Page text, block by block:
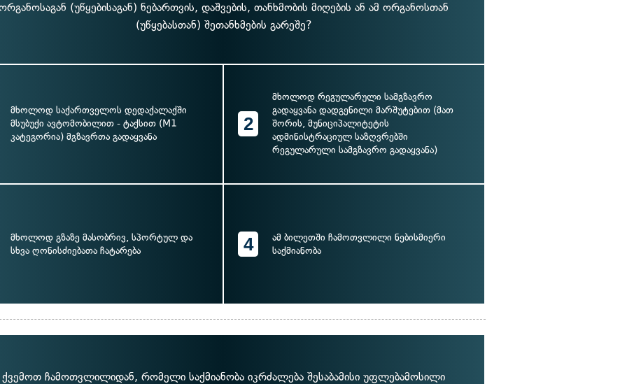
(უწყებისაგან) ნებართვის, დაშვების, თანხმობის მიღების ან ამ ორგანოსთან
(უწყებასთან) შეთანხმების გარეშე?
მხოლოდ საქართველოს დედაქალაქში
მსუბუქი ავტომობილით - ტაქსით (M1
კატეგორია) მგზავრთა გადაყვანა
2
მხოლოდ რეგულარული სამგზავრო
გადაყვანა დადგენილი მარშუტებით (მათ
შორის, მუნიციპალიტეტის
ადმინისტრაციულ საზღვრებში
რეგულარული სამგზავრო გადაყვანა)
მხოლოდ გზაზე მასობრივ, სპორტულ და
სხვა ღონისძიებათა ჩატარება
4
ამ ბილეთში ჩამოთვლილი ნებისმიერი
საქმიანობა
ქვემოთ ჩამოთვლილიდან, რომელი საქმიანობა იკრძალება შესაბამისი უფლებამოსილი